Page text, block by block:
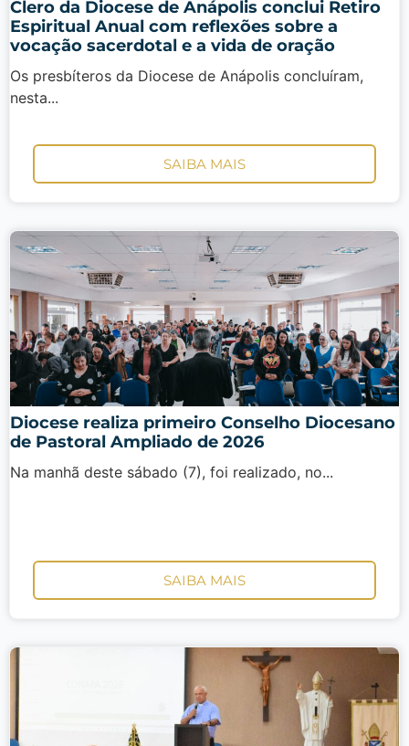
Clero da Diocese de Anápolis conclui Retiro
Espiritual Anual com reflexões sobre a
vocação sacerdotal e a vida de oração
Os presbíteros da Diocese de Anápolis concluíram,
nesta...
SAIBA MAIS
Diocese realiza primeiro Conselho Diocesano
de Pastoral Ampliado de 2026
Na manhã deste sábado (7), foi realizado, no...
SAIBA MAIS